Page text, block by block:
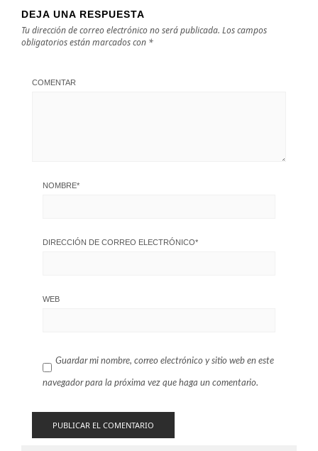
DEJA UNA RESPUESTA
Tu dirección de correo electrónico no será publicada. Los campos
obligatorios están marcados con *
COMENTAR
NOMBRE*
DIRECCIÓN DE CORREO ELECTRÓNICO*
WEB
Guardar mi nombre, correo electrónico y sitio web en este
navegador para la próxima vez que haga un comentario.